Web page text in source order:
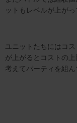
ットもレベルが上が
ユニットたちにはコ
が上がるとコストの
考えてパーティを組ん